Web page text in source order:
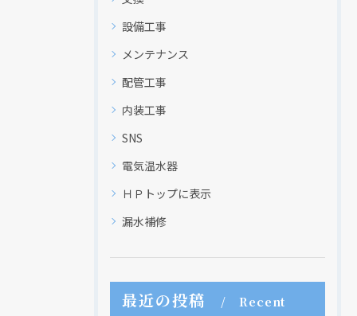
設備工事
メンテナンス
配管工事
内装工事
SNS
電気温水器
ＨＰトップに表示
漏水補修
最近の投稿
Recent